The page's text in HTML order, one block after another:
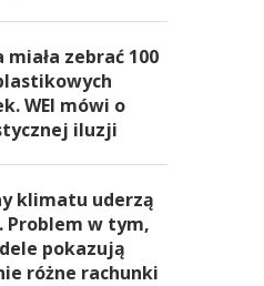
miała zebrać 100
WEI mówi o
iluzji
klimatu uderzą
Problem w tym,
pokazują
różne rachunki